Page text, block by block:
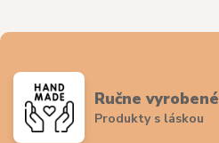
Ručne vyrobené
Produkty s láskou